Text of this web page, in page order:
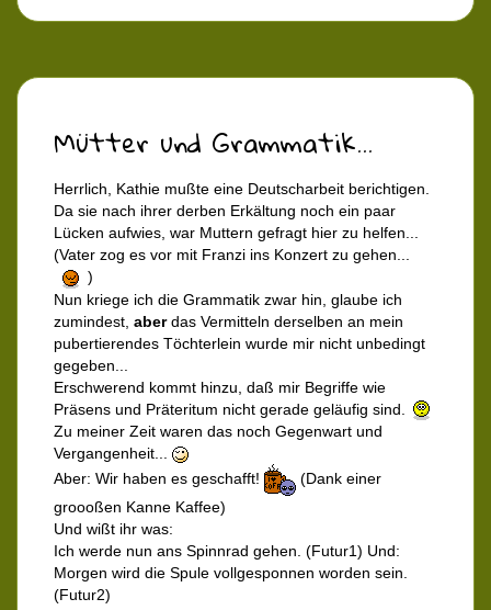
Mütter und Grammatik...
Herrlich, Kathie mußte eine Deutscharbeit berichtigen.
Da sie nach ihrer derben Erkältung noch ein paar
Lücken aufwies, war Muttern gefragt hier zu helfen...
(Vater zog es vor mit Franzi ins Konzert zu gehen...
)
Nun kriege ich die Grammatik zwar hin, glaube ich
zumindest, aberdas Vermitteln derselben an mein
pubertierendes Töchterlein wurde mir nicht unbedingt
gegeben...
Erschwerend kommt hinzu, daß mir Begriffe wie
Präsens und Präteritum nicht gerade geläufig sind.
Zu meiner Zeit waren das noch Gegenwart und
Vergangenheit...
Aber: Wir haben es geschafft!
(Dank einer
groooßen Kanne Kaffee)
Und wißt ihr was:
Ich werde nun ans Spinnrad gehen. (Futur1) Und:
Morgen wird die Spule vollgesponnen worden sein.
(Futur2)